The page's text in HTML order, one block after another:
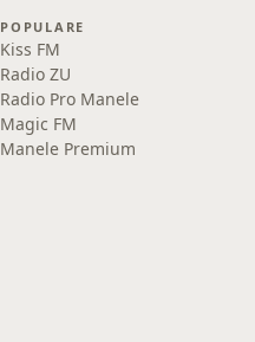
POPULARE
Kiss FM
Radio ZU
Radio Pro Manele
Magic FM
Manele Premium